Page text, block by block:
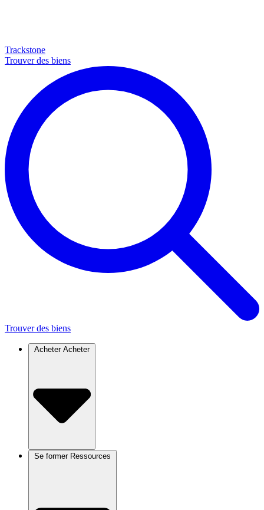
Trackstone
Trouver des biens
Trouver des biens
Acheter Acheter
Se former